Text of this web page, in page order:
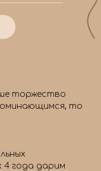
торжество
то
4 года дарим